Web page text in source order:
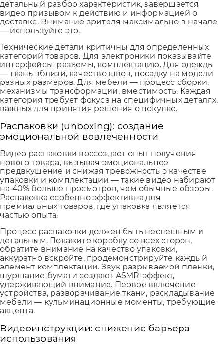
детальный разбор характеристик, завершается
видео призывом к действию и информацией о
доставке. Внимание зрителя максимально в начале
— используйте это.
Технические детали критичны для определенных
категорий товаров. Для электроники показывайте
интерфейсы, разъемы, комплектацию. Для одежды
— ткань вблизи, качество швов, посадку на модели
разных размеров. Для мебели — процесс сборки,
механизмы трансформации, вместимость. Каждая
категория требует фокуса на специфичных деталях,
важных для принятия решения о покупке.
Распаковки (unboxing): создание
эмоциональной вовлеченности
Видео распаковки воссоздает опыт получения
нового товара, вызывая эмоциональное
предвкушение и снижая тревожность о качестве
упаковки и комплектации — такие видео набирают
на 40% больше просмотров, чем обычные обзоры.
Распаковка особенно эффективна для
премиальных товаров, где упаковка является
частью опыта.
Процесс распаковки должен быть неспешным и
детальным. Покажите коробку со всех сторон,
обратите внимание на качество упаковки,
аккуратно вскройте, продемонстрируйте каждый
элемент комплектации. Звук разрываемой пленки,
шуршание бумаги создают ASMR-эффект,
удерживающий внимание. Первое включение
устройства, разворачивание ткани, раскладывание
мебели — кульминационные моменты, требующие
акцента.
Видеоинструкции: снижение барьера
использования